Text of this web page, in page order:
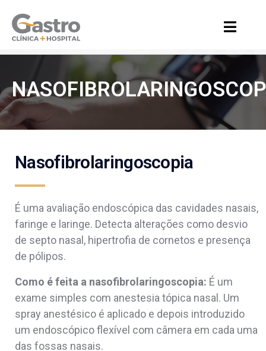
Nasofibrolaringoscopia
É uma avaliação endoscópica das cavidades nasais,
faringe e laringe. Detecta alterações como desvio
de septo nasal, hipertrofia de cornetos e presença
de pólipos.
Como é feita a nasofibrolaringoscopia: É um
exame simples com anestesia tópica nasal. Um
spray anestésico é aplicado e depois introduzido
um endoscópico flexível com câmera em cada uma
das fossas nasais.